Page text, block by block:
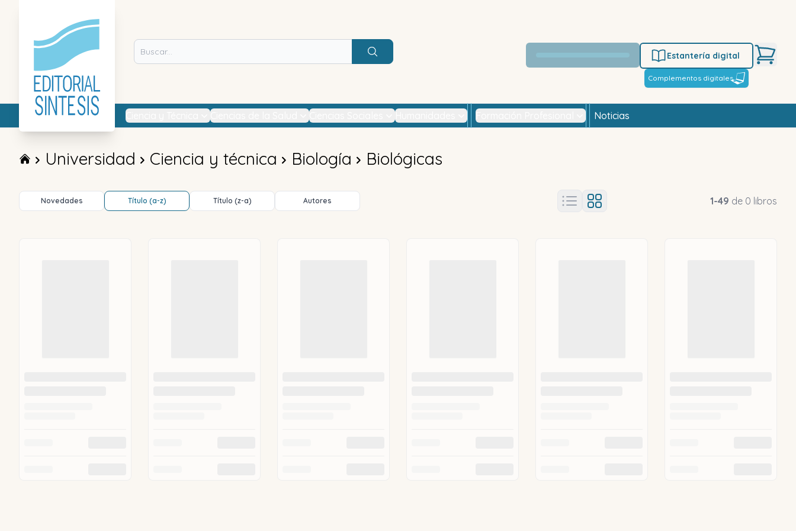
Buscar
Estantería digital
Complementos digitales
Noticias
Universidad Ciencia y técnica Biología Biológicas
Novedades Título (a-z) Título (z-a) Autores 1-49 de 0 libros